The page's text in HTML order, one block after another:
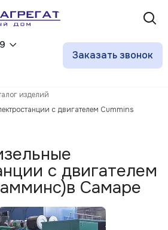
Заказать звонок
изделий
с двигателем Cummins
с двигателем
Самаре